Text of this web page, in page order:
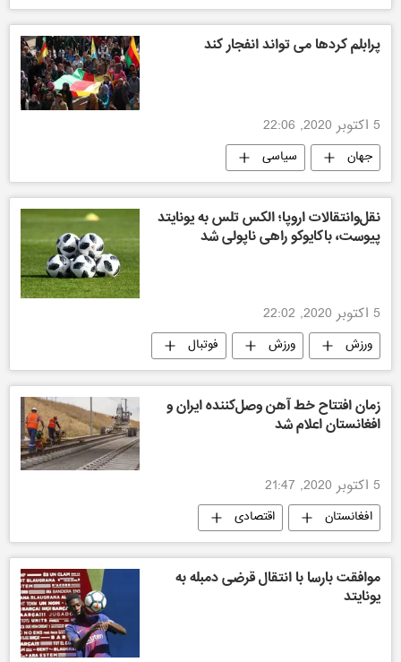
ورزش جهان
پرابلم کردها می تواند انفجار کند
5 اکتوبر 2020, 22:06
جهان سیاسی
نقل‌وانتقالات اروپا؛ الکس تلس به یونایتد
پیوست، باکایوکو راهی ناپولی شد
5 اکتوبر 2020, 22:02
ورزش ورزش
فوتبال
ورزش جهان
زمان افتتاح خط آهن وصل‌کننده ایران و
افغانستان اعلام شد
5 اکتوبر 2020, 21:47
افغانستان اقتصادی
موافقت بارسا با انتقال قرضی دمبله به
یونایتد